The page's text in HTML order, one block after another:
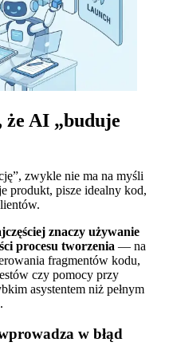
że AI „buduje
zwykle nie ma na myśli
produkt, pisze idealny kod,
znaczy używanie
procesu tworzenia — na
fragmentów kodu,
czy pomocy przy
asystentem niż pełnym
w błąd